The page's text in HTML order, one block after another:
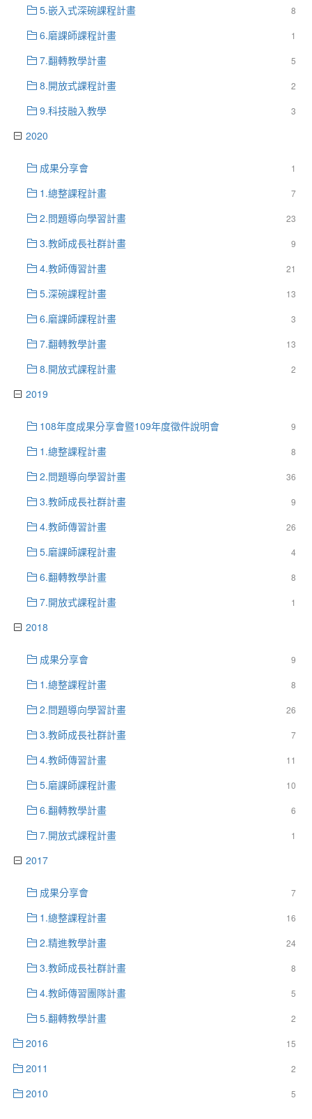
8
5.嵌入式深碗課程計畫
1
6.磨課師課程計畫
5
7.翻轉教學計畫
2
8.開放式課程計畫
3
9.科技融入教學
2020
1
成果分享會
7
1.總整課程計畫
23
2.問題導向學習計畫
9
3.教師成長社群計畫
21
4.教師傳習計畫
13
5.深碗課程計畫
3
6.磨課師課程計畫
13
7.翻轉教學計畫
2
8.開放式課程計畫
2019
9
108年度成果分享會暨109年度徵件說明會
8
1.總整課程計畫
36
2.問題導向學習計畫
9
3.教師成長社群計畫
26
4.教師傳習計畫
4
5.磨課師課程計畫
8
6.翻轉教學計畫
1
7.開放式課程計畫
2018
9
成果分享會
8
1.總整課程計畫
26
2.問題導向學習計畫
7
3.教師成長社群計畫
11
4.教師傳習計畫
10
5.磨課師課程計畫
6
6.翻轉教學計畫
1
7.開放式課程計畫
2017
7
成果分享會
16
1.總整課程計畫
24
2.精進教學計畫
8
3.教師成長社群計畫
5
4.教師傳習團隊計畫
2
5.翻轉教學計畫
15
2016
2
2011
5
2010